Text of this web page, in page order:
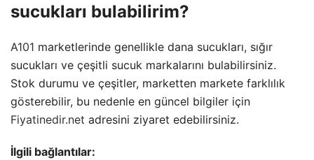
sucukları bulabilirim?
A101 marketlerinde genellikle dana sucukları, sığır
sucukları ve çeşitli sucuk markalarını bulabilirsiniz.
Stok durumu ve çeşitler, marketten markete farklılık
gösterebilir, bu nedenle en güncel bilgiler için
Fiyatinedir.net adresini ziyaret edebilirsiniz.
İlgili bağlantılar: